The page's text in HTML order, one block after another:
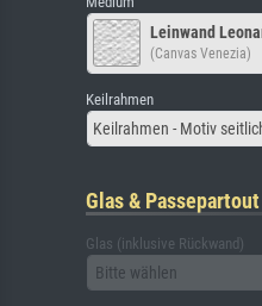
Leinwand
(Canvas Venezia)
Keilrahmen
Keilrahmen - Motiv
Glas & Passepartout
Glas (inklusive Rückwand)
Bitte wählen